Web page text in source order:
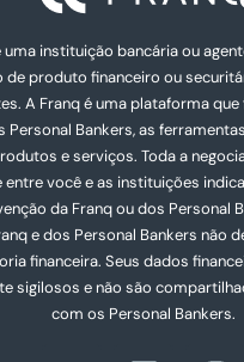
uma instituição bancária ou
de produto financeiro ou
A Franq é uma plataforma
Personal Bankers, as
e serviços. Toda a
você e as instituições
da Franq ou dos Personal
e dos Personal Bankers não
financeira. Seus dados
sigilosos e não são
com os Personal Bankers.